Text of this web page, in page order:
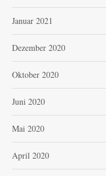
Januar 2021
Dezember 2020
Oktober 2020
Juni 2020
Mai 2020
April 2020